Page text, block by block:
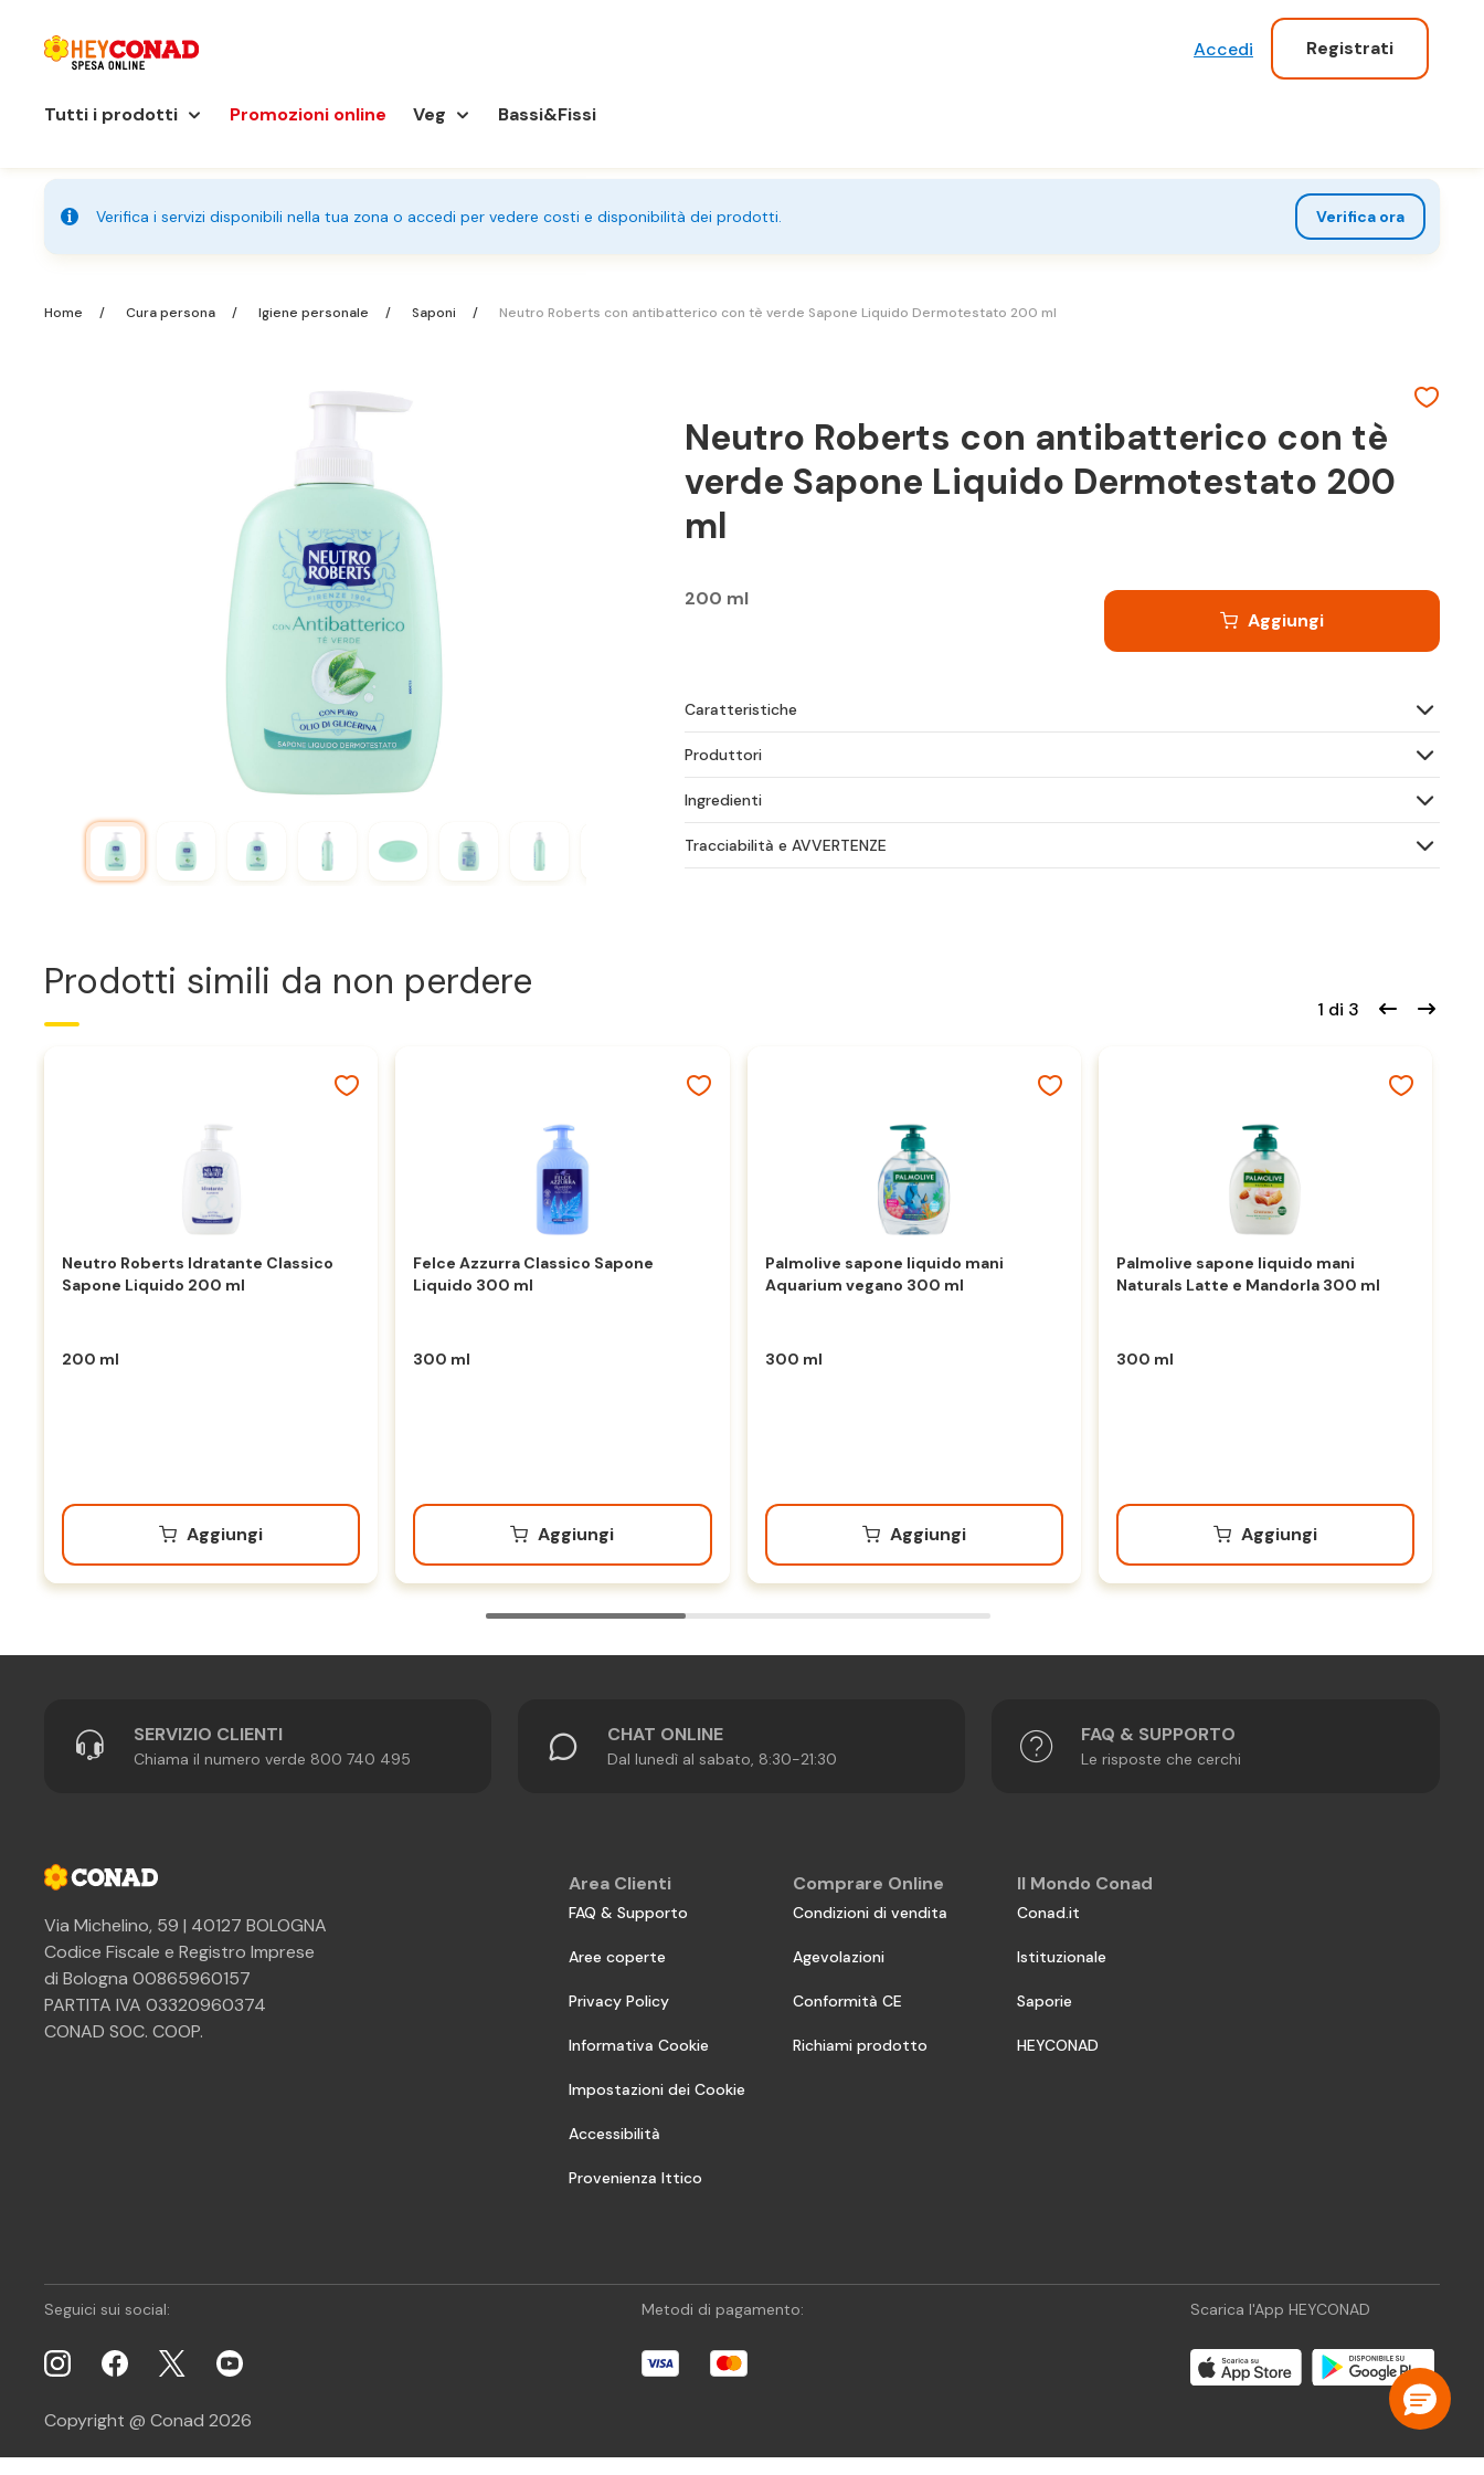
Accedi Registrati
Tutti i prodotti Promozioni online Veg Bassi&Fissi
Verifica i servizi disponibili nella tua zona o accedi per vedere costi e disponibilità dei prodotti. Verifica ora
Home Cura persona Igiene personale Saponi Neutro Roberts con antibatterico con tè verde Sapone Liquido Dermotestato 200 ml
Neutro Roberts con antibatterico con tè
verde Sapone Liquido Dermotestato 200
ml
200 ml
Aggiungi
Caratteristiche
Produttori
Ingredienti
Tracciabilità e AVVERTENZE
Prodotti simili da non perdere
Neutro Roberts Idratante Classico
Sapone Liquido 200 ml
200 ml
Aggiungi
Felce Azzurra Classico Sapone
Liquido 300 ml
300 ml
Aggiungi
Palmolive sapone liquido mani
Aquarium vegano 300 ml
300 ml
Aggiungi
Palmolive sapone liquido mani
Naturals Latte e Mandorla 300 ml
300 ml
Aggiungi
1 di 3
SERVIZIO CLIENTI
Chiama il numero verde 800 740 495
CHAT ONLINE
Dal lunedì al sabato, 8:30-21:30
FAQ & SUPPORTO
Le risposte che cerchi
Via Michelino, 59 | 40127 BOLOGNA
Codice Fiscale e Registro Imprese
di Bologna 00865960157
PARTITA IVA 03320960374
CONAD SOC. COOP.
Area Clienti
FAQ & Supporto
Aree coperte
Privacy Policy
Informativa Cookie
Impostazioni dei Cookie
Accessibilità
Provenienza Ittico
Comprare Online
Condizioni di vendita
Agevolazioni
Conformità CE
Richiami prodotto
Il Mondo Conad
Conad.it
Istituzionale
Saporie
HEYCONAD
Seguici sui social: Metodi di pagamento: Scarica l'App HEYCONAD
Copyright @ Conad 2026